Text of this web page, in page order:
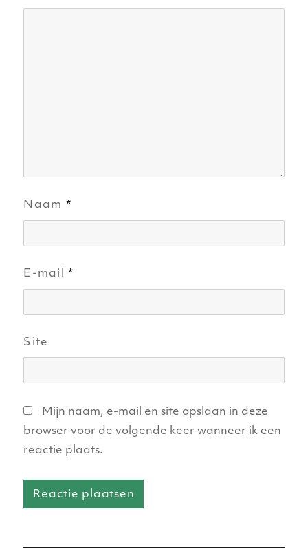
Naam *
E-mail*
Site
Mijn naam, e-mail en site opslaan in deze
browser voor de volgende keer wanneer ik een
reactie plaats.